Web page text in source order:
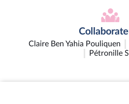
Claire Ben Yahia Pouliquen
Pétronille